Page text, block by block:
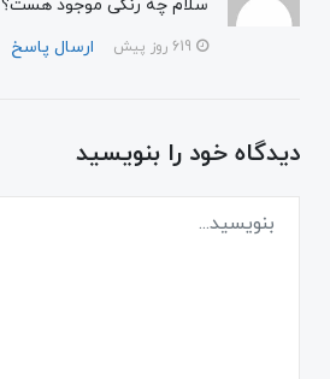
سلام چه رنگی موجود هست؟
ارسال پاسخ
دیدگاه خود را بنویسید